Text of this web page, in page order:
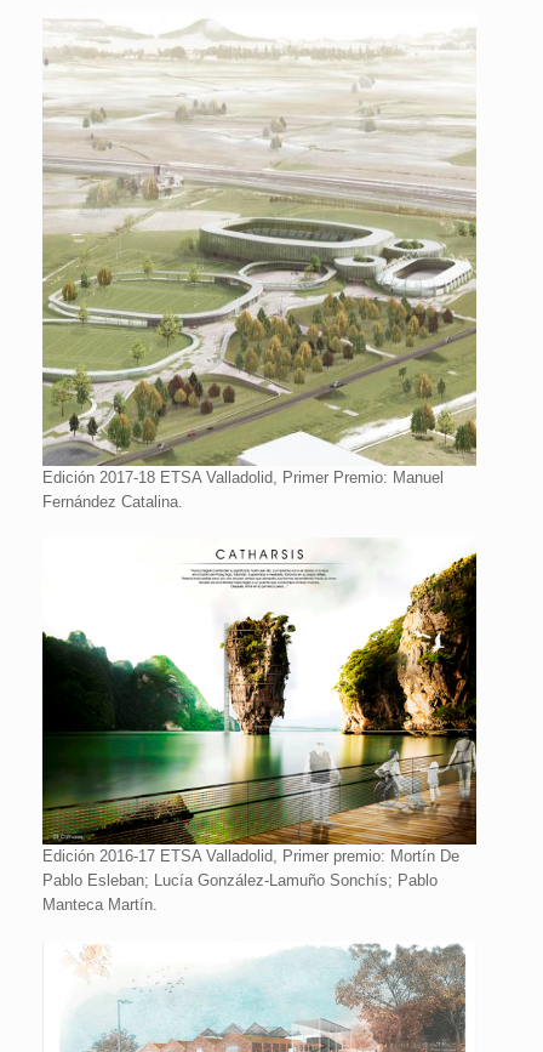
Edición 2017-18 ETSA Valladolid, Primer Premio: Manuel
Fernández Catalina.
Edición 2016-17 ETSA Valladolid, Primer premio: Mortín De
Pablo Esleban; Lucía González-Lamuño Sonchís; Pablo
Manteca Martín.